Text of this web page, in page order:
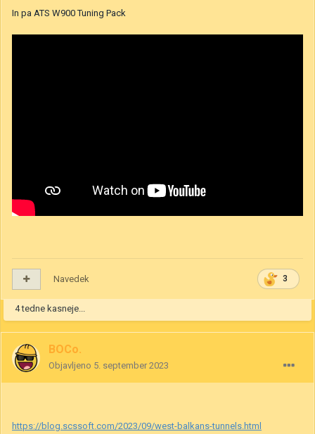
In pa ATS W900 Tuning Pack
3
Navedek
4 tedne kasneje...
BOCo.
Objavljeno 5. september 2023
https://blog.scssoft.com/2023/09/west-balkans-tunnels.html